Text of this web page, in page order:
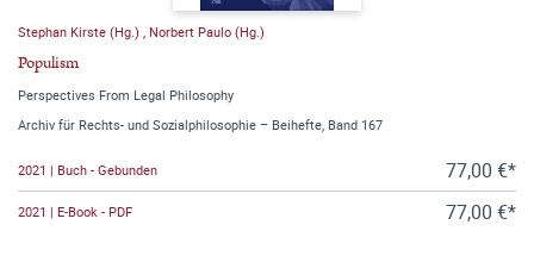
Stephan Kirste (Hg.) Norbert Paulo (Hg.)
Populism
Perspectives From Legal Philosophy
Archiv für Rechts- und Sozialphilosophie – Beihefte, Band 167
2021 | Buch - Gebunden 77,00 €*
2021 | E-Book - PDF 77,00 €*